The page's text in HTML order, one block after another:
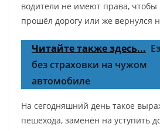
водители не имеют права,
прошёл дорогу или же вернулся
Читайте также здесь...
без страховки на чужом
автомобиле
На сегодняшний день такое
пешехода, заменён на уступить